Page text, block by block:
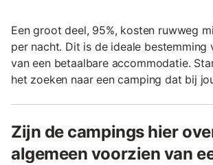
Een groot deel, 95%, kosten ruwweg
per nacht. Dit is de ideale bestemming
van een betaalbare accommodatie.
het zoeken naar een camping dat bij
Zijn de campings hier
algemeen voorzien van